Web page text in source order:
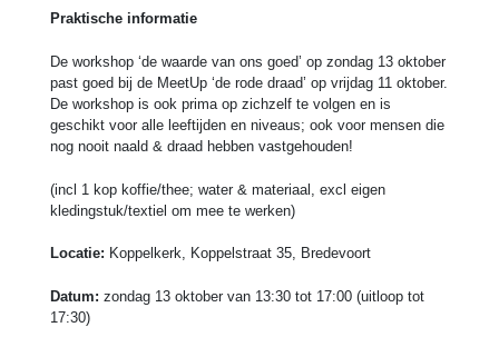
Praktische informatie
De workshop ‘de waarde van ons goed’ op zondag 13 oktober
past goed bij de MeetUp ‘de rode draad’ op vrijdag 11 oktober.
De workshop is ook prima op zichzelf te volgen en is
geschikt voor alle leeftijden en niveaus; ook voor mensen die
nog nooit naald & draad hebben vastgehouden!
(incl 1 kop koffie/thee; water & materiaal, excl eigen
kledingstuk/textiel om mee te werken)
Locatie: Koppelkerk, Koppelstraat 35, Bredevoort
Datum: zondag 13 oktober van 13:30 tot 17:00 (uitloop tot
17:30)